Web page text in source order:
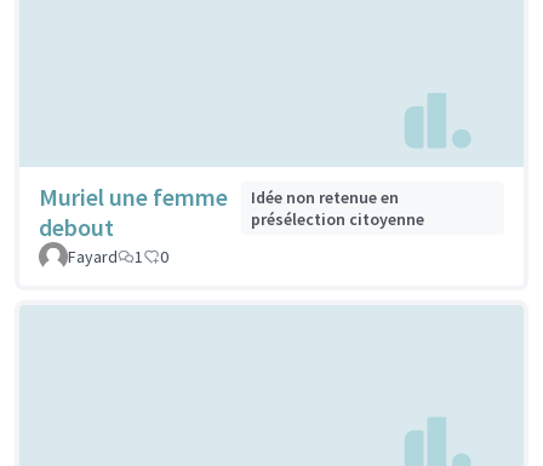
Muriel une femme
debout
Idée non retenue en
présélection citoyenne
Fayard
1 0